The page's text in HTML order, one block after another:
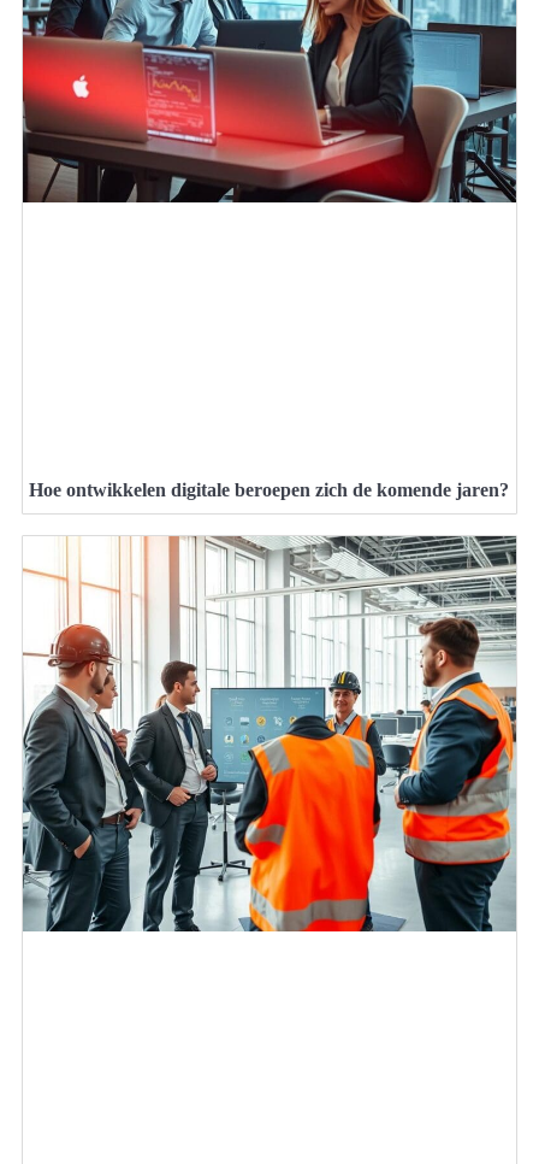
Hoe ontwikkelen digitale beroepen zich de komende jaren?